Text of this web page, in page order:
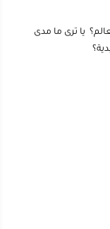
يا ترى ما مدى